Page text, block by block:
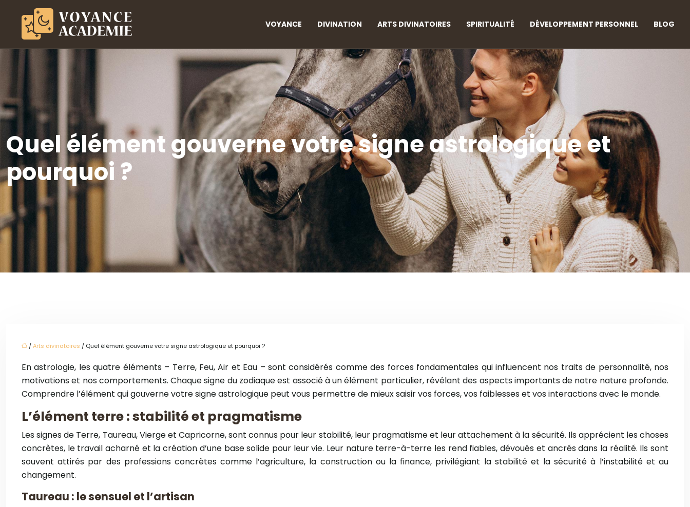
VOYANCE DIVINATION ARTS DIVINATOIRES SPIRITUALITÉ DÉVELOPPEMENT PERSONNEL BLOG
Quel élément gouverne votre signe astrologique et
pourquoi ?
/Arts divinatoires / Quel élément gouverne votre signe astrologique et pourquoi ?
En astrologie, les quatre éléments – Terre, Feu, Air et Eau – sont considérés comme des forces fondamentales qui influencent nos traits de personnalité, nos
motivations et nos comportements. Chaque signe du zodiaque est associé à un élément particulier, révélant des aspects importants de notre nature profonde.
Comprendre l’élément qui gouverne votre signe astrologique peut vous permettre de mieux saisir vos forces, vos faiblesses et vos interactions avec le monde.
L’élément terre : stabilité et pragmatisme
Les signes de Terre, Taureau, Vierge et Capricorne, sont connus pour leur stabilité, leur pragmatisme et leur attachement à la sécurité. Ils apprécient les choses
concrètes, le travail acharné et la création d’une base solide pour leur vie. Leur nature terre-à-terre les rend fiables, dévoués et ancrés dans la réalité. Ils sont
souvent attirés par des professions concrètes comme l’agriculture, la construction ou la finance, privilégiant la stabilité et la sécurité à l’instabilité et au
changement.
Taureau : le sensuel et l’artisan